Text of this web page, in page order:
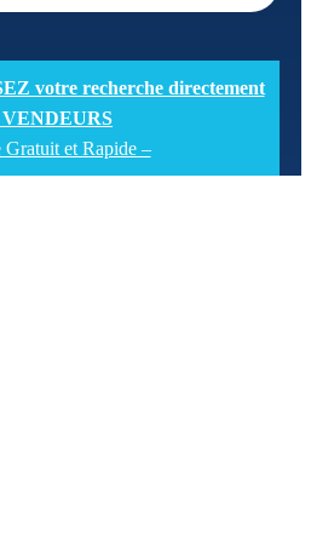
votre recherche directement
VENDEURS
Gratuit et Rapide –